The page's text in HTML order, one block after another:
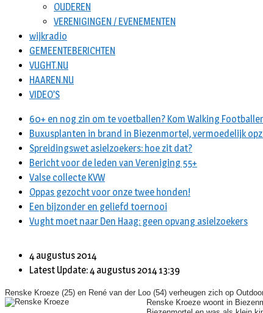
OUDEREN
VERENIGINGEN / EVENEMENTEN
wijkradio
GEMEENTEBERICHTEN
VUGHT.NU
HAAREN.NU
VIDEO’S
60+ en nog zin om te voetballen? Kom Walking
Buxusplanten in brand in Biezenmortel, vermoedelijk
Spreidingswet asielzoekers: hoe zit dat?
Bericht voor de leden van Vereniging 55+
Valse collecte KVW
Oppas gezocht voor onze twee honden!
Een bijzonder en geliefd toernooi
Vught moet naar Den Haag: geen opvang asielzoekers
4 augustus 2014
Latest Update: 4 augustus 2014 13:39
Renske Kroeze (25) en René van der Loo (54) verheugen zich op
Renske Kroeze woont in